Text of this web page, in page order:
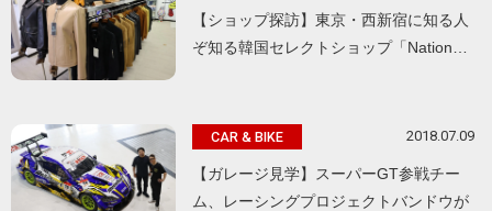
【ショップ探訪】東京・西新宿に知る人
ぞ知る韓国セレクトショップ「Nation…
CAR & BIKE 2018.07.09
【ガレージ見学】スーパーGT参戦チー
ム、レーシングプロジェクトバンドウが